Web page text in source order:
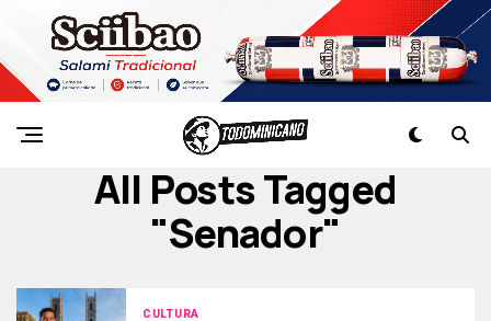
All Posts Tagged
"senador"
CULTURA